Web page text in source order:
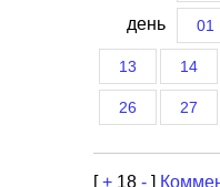
день 01
13 14
26 27
[+ 18 - ]